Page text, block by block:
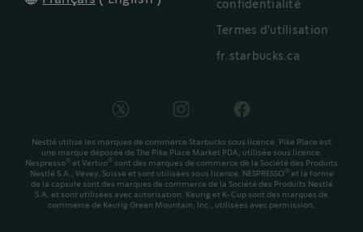
confidentialité
Termes d'utilisation
fr.starbucks.ca
Nestlé utilise les marques de commerce Starbucks sous licence. Pike Place est
une marque déposée de The Pike Place Market PDA, utilisée sous licence.
Nespresso® et Vertuo® sont des marques de commerce de la Société des Produits
Nestlé S.A., Vevey, Suisse et sont utilisées sous licence. NESPRESSO®et la forme
de la capsule sont des marques de commerce de la Société des Produits Nestlé
S.A. et sont utilisées avec autorisation. Keurig et K-Cup sont des marques de
commerce de Keurig Green Mountain, Inc., utilisées avec permission.